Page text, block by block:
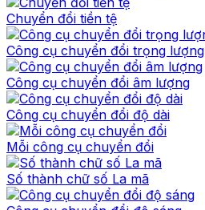
Chuyển đổi tiền tệ
Công cụ chuyển đổi trọng lượng
Công cụ chuyển đổi âm lượng
Công cụ chuyển đổi độ dài
Mỗi công cụ chuyển đổi
Số thành chữ số La mã